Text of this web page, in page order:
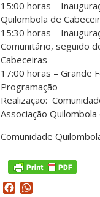
15:00 horas –
Quilombola de
15:30 horas –
Comunitário, seguido
Cabeceiras
17:00 horas – Grande
Programação
Realização:
Associação
Comunidade
Facebook